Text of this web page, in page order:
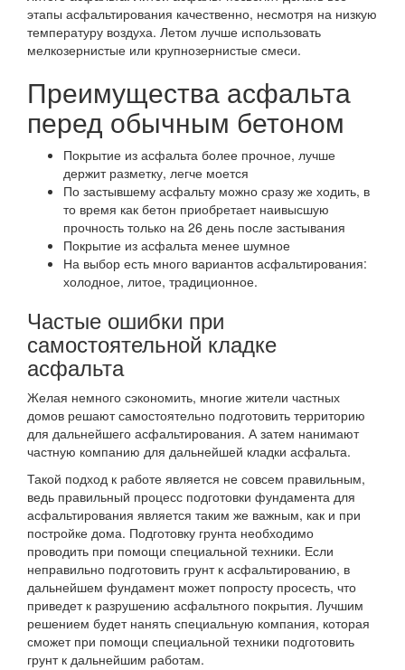
этапы асфальтирования качественно, несмотря на низкую
температуру воздуха. Летом лучше использовать
мелкозернистые или крупнозернистые смеси.
Преимущества асфальта
перед обычным бетоном
Покрытие из асфальта более прочное, лучше
держит разметку, легче моется
По застывшему асфальту можно сразу же ходить, в
то время как бетон приобретает наивысшую
прочность только на 26 день после застывания
Покрытие из асфальта менее шумное
На выбор есть много вариантов асфальтирования:
холодное, литое, традиционное.
Частые ошибки при
самостоятельной кладке
асфальта
Желая немного сэкономить, многие жители частных
домов решают самостоятельно подготовить территорию
для дальнейшего асфальтирования. А затем нанимают
частную компанию для дальнейшей кладки асфальта.
Такой подход к работе является не совсем правильным,
ведь правильный процесс подготовки фундамента для
асфальтирования является таким же важным, как и при
постройке дома. Подготовку грунта необходимо
проводить при помощи специальной техники. Если
неправильно подготовить грунт к асфальтированию, в
дальнейшем фундамент может попросту просесть, что
приведет к разрушению асфальтного покрытия. Лучшим
решением будет нанять специальную компания, которая
сможет при помощи специальной техники подготовить
грунт к дальнейшим работам.